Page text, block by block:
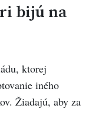
bijú na
ktorej
iného
Žiadajú, aby za